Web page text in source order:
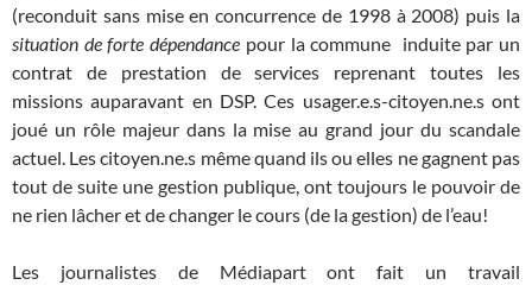
(reconduit sans mise en concurrence de 1998 à 2008) puis la
situation de forte dépendance pour la commune induite par un
contrat de prestation de services reprenant toutes les
missions auparavant en DSP. Ces usager.e.s-citoyen.ne.s ont
joué un rôle majeur dans la mise au grand jour du scandale
actuel. Les citoyen.ne.s même quand ils ou elles ne gagnent pas
tout de suite une gestion publique, ont toujours le pouvoir de
ne rien lâcher et de changer le cours (de la gestion) de l’eau!
Les journalistes de Médiapart ont fait un travail